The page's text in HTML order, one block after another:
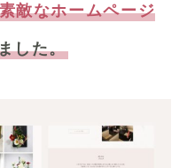
敵なホームページ
した。